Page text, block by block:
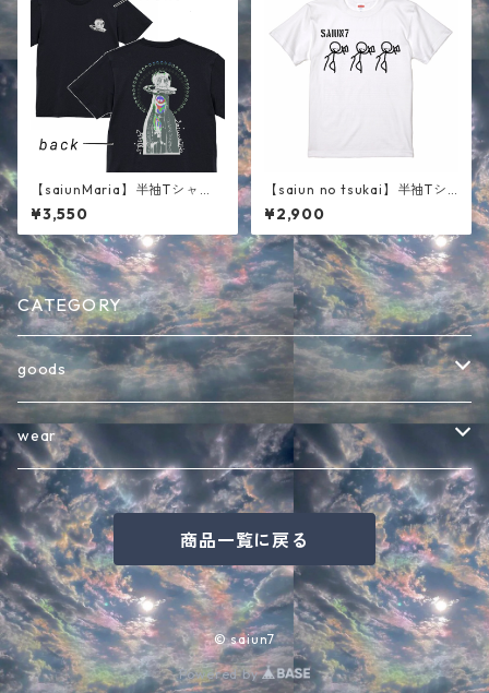
【saiunMaria】半袖Tシャ
ツ ブラック
¥3,550
【saiun no tsukai】半袖Tシ
ャツ ホワイト
¥2,900
CATEGORY
goods
バッグ
インテリア・その他雑貨
キャップ
バケットハット
wear
半袖Tシャツ
七分袖Tシャツ
長袖Tシャツ
商品一覧に戻る
© saiun7
Powered by